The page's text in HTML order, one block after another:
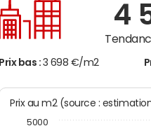
4
Prix bas : 3 698 €/m2
Prix au m2 (source :
5000